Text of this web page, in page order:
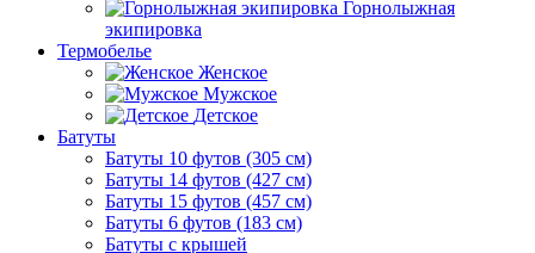
Горнолыжная
экипировка
Термобелье
Женское
Мужское
Детское
Батуты
Батуты 10 футов (305 см)
Батуты 14 футов (427 см)
Батуты 15 футов (457 см)
Батуты 6 футов (183 см)
Батуты с крышей